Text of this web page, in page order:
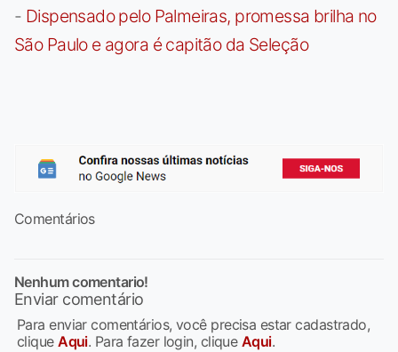
- Dispensado pelo Palmeiras, promessa brilha no
São Paulo e agora é capitão da Seleção
Comentários
Nenhum comentario!
Enviar comentário
Para enviar comentários, você precisa estar cadastrado,
cliqueAqui. Para fazer login, clique Aqui.